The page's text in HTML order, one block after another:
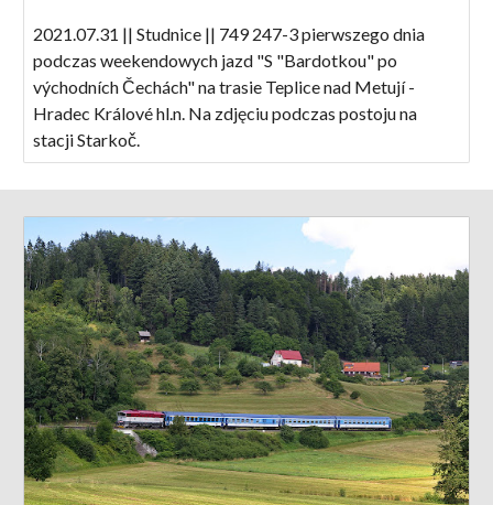
2021.07.31 || Studnice || 749 247-3 pierwszego dnia
podczas weekendowych jazd "S "Bardotkou" po
východních Čechách" na trasie Teplice nad Metují -
Hradec Králové hl.n. Na zdjęciu podczas postoju na
stacji Starkoč.